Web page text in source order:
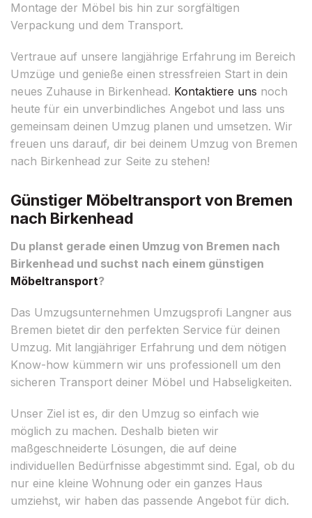
Montage der Möbel bis hin zur sorgfältigen
Verpackung und dem Transport.
Vertraue auf unsere langjährige Erfahrung im Bereich
Umzüge und genieße einen stressfreien Start in dein
neues Zuhause in Birkenhead. Kontaktiere uns noch
heute für ein unverbindliches Angebot und lass uns
gemeinsam deinen Umzug planen und umsetzen. Wir
freuen uns darauf, dir bei deinem Umzug von Bremen
nach Birkenhead zur Seite zu stehen!
Günstiger Möbeltransport von Bremen
nach Birkenhead
Du planst gerade einen Umzug von Bremen nach
Birkenhead und suchst nach einem günstigen
Möbeltransport?
Das Umzugsunternehmen Umzugsprofi Langner aus
Bremen bietet dir den perfekten Service für deinen
Umzug. Mit langjähriger Erfahrung und dem nötigen
Know-how kümmern wir uns professionell um den
sicheren Transport deiner Möbel und Habseligkeiten.
Unser Ziel ist es, dir den Umzug so einfach wie
möglich zu machen. Deshalb bieten wir
maßgeschneiderte Lösungen, die auf deine
individuellen Bedürfnisse abgestimmt sind. Egal, ob du
nur eine kleine Wohnung oder ein ganzes Haus
umziehst, wir haben das passende Angebot für dich.